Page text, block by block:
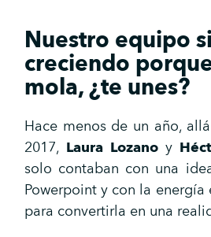
Nuestro equipo
creciendo
mola, ¿te unes?
Hace menos de un año,
2017, Laura Lozano y
solo contaban con una
Powerpoint y con la
para convertirla en una